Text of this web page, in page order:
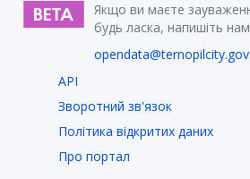
Якщо ви маєте
будь ласка, напишіть
API
Зворотний зв'язок
Політика відкритих даних
Про портал